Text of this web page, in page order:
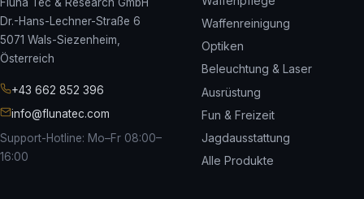
Dr.-Hans-Lechner-Straße 6
5071 Wals-Siezenheim,
Österreich
+43 662 852 396
info@flunatec.com
Support-Hotline: Mo–Fr 08:00–
16:00
Waffenreinigung
Optiken
Beleuchtung & Laser
Ausrüstung
Fun & Freizeit
Jagdausstattung
Alle Produkte